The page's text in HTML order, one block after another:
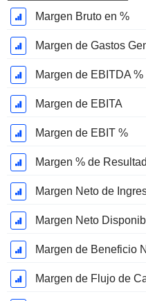
Margen Bruto en %
Margen de Gastos
Margen de EBITDA %
Margen de EBITA
Margen de EBIT %
Margen Neto de
Margen de Beneficio
Margen de Flujo de